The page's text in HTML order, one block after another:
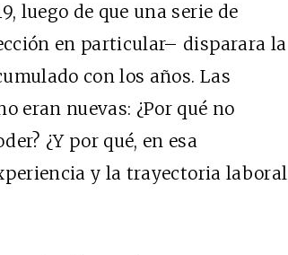
luego de que una serie de
en particular– disparara la
con los años. Las
eran nuevas: ¿Por qué no
¿Y por qué, en esa
y la trayectoria laboral